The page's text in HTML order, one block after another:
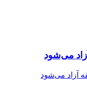
می‌شود